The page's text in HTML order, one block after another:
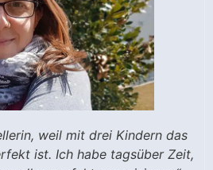
gerne Zeitungen zu, weil ihr
frischen Luft gefällt, sie fit
weil mit drei Kindern das
ist. Ich habe tagsüber Zeit,
weil es mir Spaß macht und
Gassi gehen kann. Ich bin an